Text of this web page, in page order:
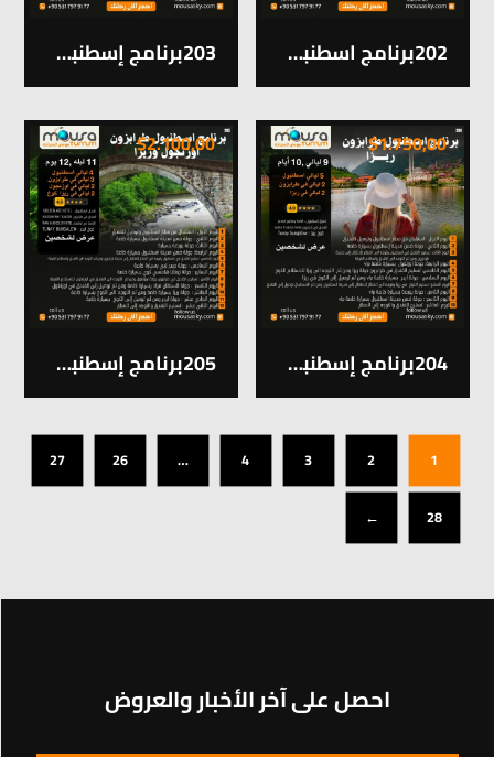
202برنامج اسطنبول 5 ليالي و 6 ايام 203برنامج إسطنبول & بورصة 7 ليالي و 8 ايام
204برنامج إسطنبول & طرابزون 9 ليالي و 10 ايام
$1.750,00
205برنامج إسطنبول & طرابزون 11 ليلة و 12 يوم
$2.100,00
1
2
3
4
…
26
27
28
←
احصل على آخر الأخبار والعروض